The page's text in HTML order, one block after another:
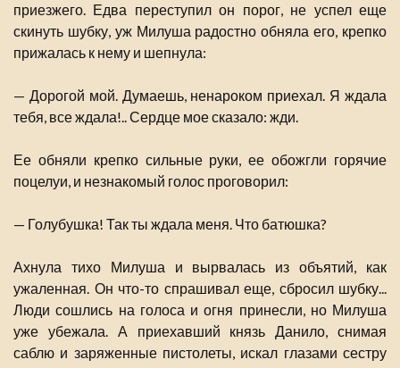
приезжего. Едва переступил он порог, не успел еще
скинуть шубку, уж Милуша радостно обняла его, крепко
прижалась к нему и шепнула:
— Дорогой мой. Думаешь, ненароком приехал. Я ждала
тебя, все ждала!.. Сердце мое сказало: жди.
Ее обняли крепко сильные руки, ее обожгли горячие
поцелуи, и незнакомый голос проговорил:
— Голубушка! Так ты ждала меня. Что батюшка?
Ахнула тихо Милуша и вырвалась из объятий, как
ужаленная. Он что-то спрашивал еще, сбросил шубку...
Люди сошлись на голоса и огня принесли, но Милуша
уже убежала. А приехавший князь Данило, снимая
саблю и заряженные пистолеты, искал глазами сестру